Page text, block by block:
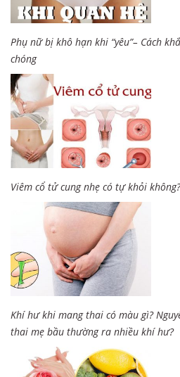
Phụ nữ bị khô hạn khi “yêu”– Cách
chóng
Viêm cổ tử cung nhẹ có tự khỏi
Khí hư khi mang thai có màu gì?
thai mẹ bầu thường ra nhiều khí hư?